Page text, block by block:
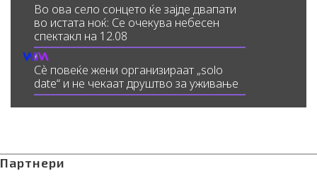
Во ова село сонцето ќе зајде двапати
во истата ноќ: Се очекува небесен
спектакл на 12.08
Сè повеќе жени организираат „solo
date“ и не чекаат друштво за уживање
Партнери